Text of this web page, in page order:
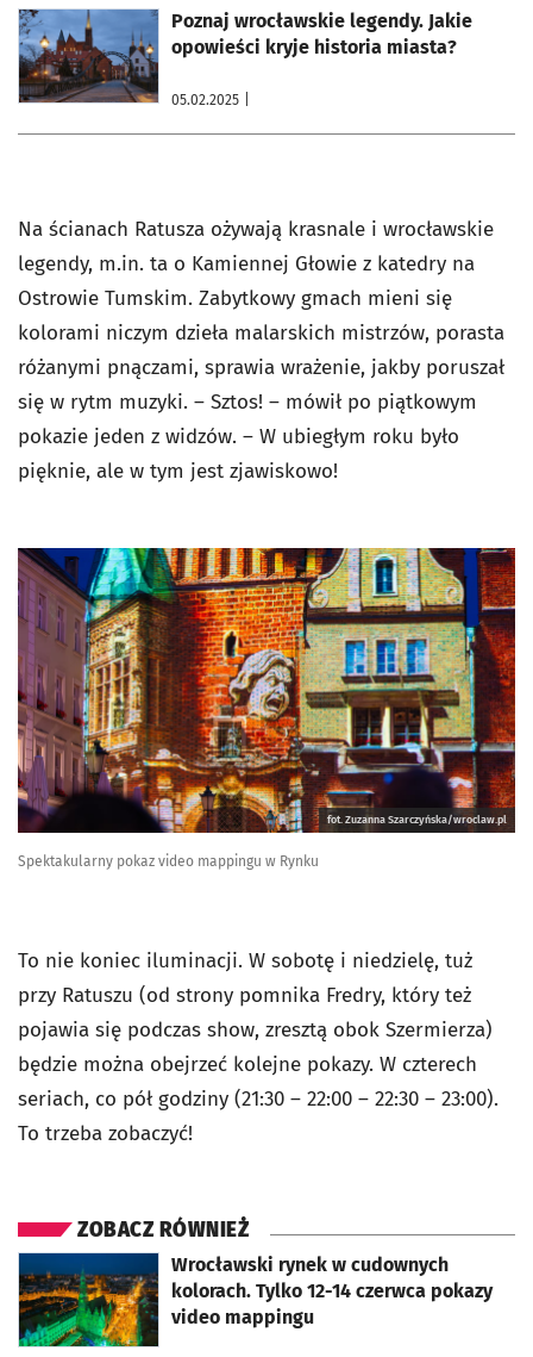
Poznaj wrocławskie legendy. Jakie
opowieści kryje historia miasta?
05.02.2025
otworzy się w nowej karcie
Na ścianach Ratusza ożywają krasnale i wrocławskie
legendy, m.in. ta o Kamiennej Głowie z katedry na
Ostrowie Tumskim. Zabytkowy gmach mieni się
kolorami niczym dzieła malarskich mistrzów, porasta
różanymi pnączami, sprawia wrażenie, jakby poruszał
się w rytm muzyki. – Sztos! – mówił po piątkowym
pokazie jeden z widzów. – W ubiegłym roku było
pięknie, ale w tym jest zjawiskowo!
fot. Zuzanna Szarczyńska/wroclaw.pl
Spektakularny pokaz video mappingu w Rynku
To nie koniec iluminacji. W sobotę i niedzielę, tuż
przy Ratuszu (od strony pomnika Fredry, który też
pojawia się podczas show, zresztą obok Szermierza)
będzie można obejrzeć kolejne pokazy. W czterech
seriach, co pół godziny (21:30 – 22:00 – 22:30 – 23:00).
To trzeba zobaczyć!
ZOBACZ RÓWNIEŻ
Wrocławski rynek w cudownych
kolorach. Tylko 12-14 czerwca pokazy
video mappingu
otworzy się w nowej karcie